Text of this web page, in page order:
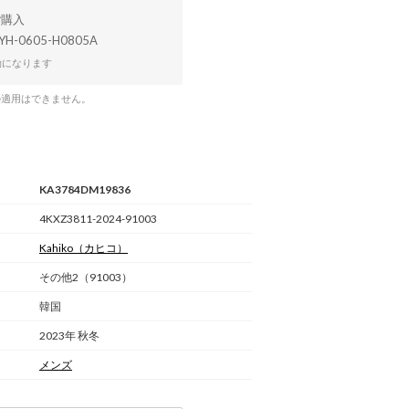
0605-H0805A
なります
用はできません。
KA3784DM19836
4KXZ3811-2024-91003
Kahiko （カヒコ）
その他2（91003）
韓国
2023年 秋冬
メンズ